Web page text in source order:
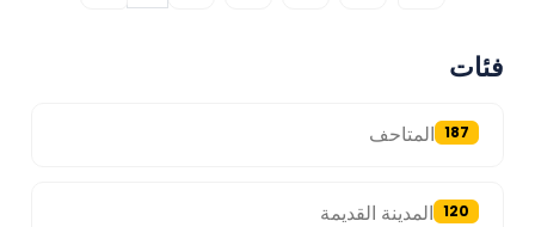
فئات
المتاحف 187
المدينة القديمة 120